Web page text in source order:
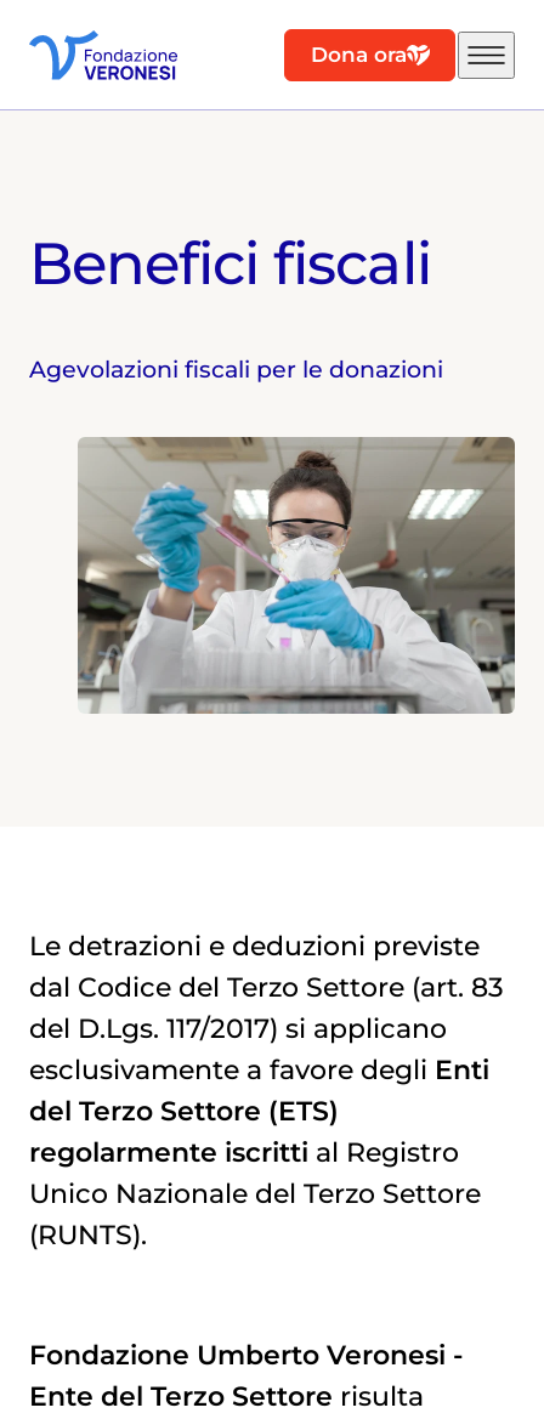
Dona ora
Benefici fiscali
Agevolazioni fiscali per le donazioni
Le detrazioni e deduzioni previste
dal Codice del Terzo Settore (art. 83
del D.Lgs. 117/2017) si applicano
esclusivamente a favore degli Enti
del Terzo Settore (ETS)
regolarmente iscritti al Registro
Unico Nazionale del Terzo Settore
(RUNTS).
Fondazione Umberto Veronesi -
Ente del Terzo Settore risulta